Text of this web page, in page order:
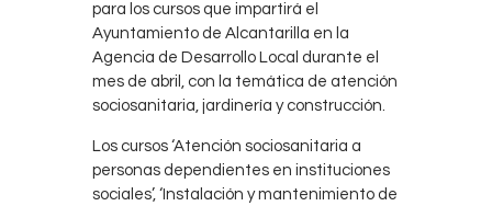
para los cursos que impartirá el
Ayuntamiento de Alcantarilla en la
Agencia de Desarrollo Local durante el
mes de abril, con la temática de atención
sociosanitaria, jardinería y construcción.
Los cursos ‘Atención sociosanitaria a
personas dependientes en instituciones
sociales’, ‘Instalación y mantenimiento de